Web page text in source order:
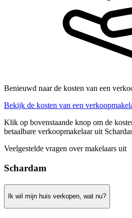
Benieuwd naar de kosten van een
Bekijk de kosten van een
Klik op bovenstaande knop om de
betaalbare verkoopmakelaar uit
Veelgestelde vragen over makelaars uit
Schardam
Ik wil mijn huis verkopen, wat nu?